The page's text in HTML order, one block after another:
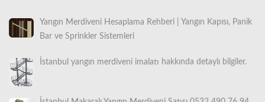
Bar ve Sprinkler Sistemleri